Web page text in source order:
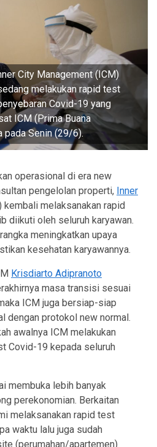
City Management (ICM)
melakukan rapid test
Covid-19 yang
ICM (Prima Buana
pada Senin (29/6).
operasional di era new
pengelolan properti, Inner
kembali melaksanakan rapid
diikuti oleh seluruh karyawan.
meningkatkan upaya
kesehatan karyawannya.
Krisdiarto Adipranoto
masa transisi sesuai
ICM juga bersiap-siap
dengan protokol new normal.
awalnya ICM melakukan
Covid-19 kepada seluruh
membuka lebih banyak
perekonomian. Berkaitan
melaksanakan rapid test
waktu lalu juga sudah
(perumahan/apartemen)